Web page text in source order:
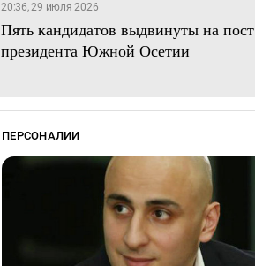
20:36, 29 июля 2026
Пять кандидатов выдвинуты на пост
президента Южной Осетии
ПЕРСОНАЛИИ